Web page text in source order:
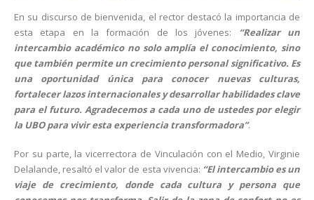
En su discurso de bienvenida, el rector destacó la importancia de
esta etapa en la formación de los jóvenes:
“Realizar un
intercambio académico no solo amplía el conocimiento, sino
que también permite un crecimiento personal significativo. Es
una oportunidad única para conocer nuevas culturas,
fortalecer lazos internacionales y desarrollar habilidades clave
para el futuro. Agradecemos a cada uno de ustedes por elegir
la UBO para vivir esta experiencia transformadora”.
Por su parte, la vicerrectora de Vinculación con el Medio, Virginie
Delalande, resaltó el valor de esta vivencia: “El intercambio es un
viaje de crecimiento, donde cada cultura y persona que